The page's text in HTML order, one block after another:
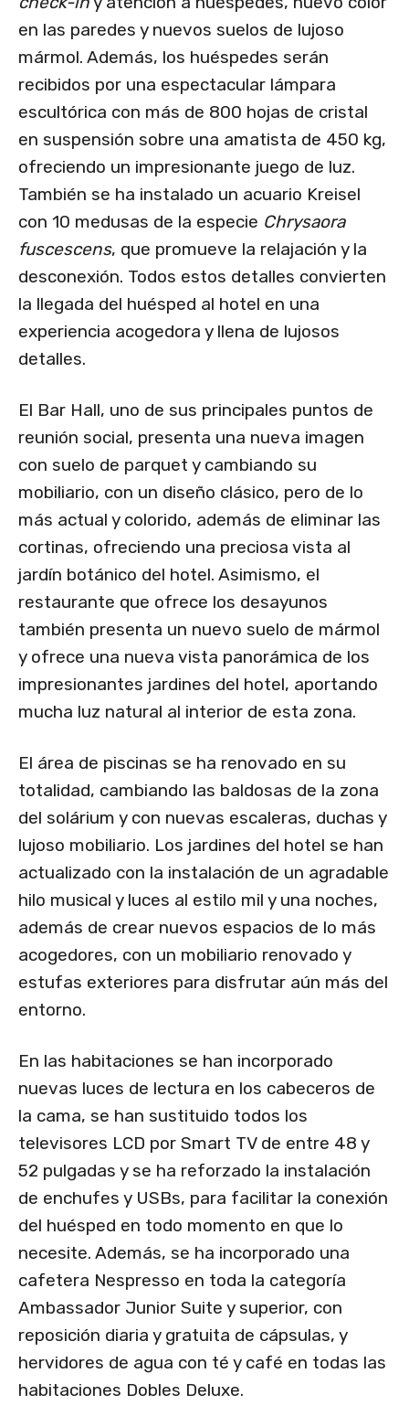
en las paredes y nuevos suelos de lujoso
mármol. Además, los huéspedes serán
recibidos por una espectacular lámpara
escultórica con más de 800 hojas de cristal
en suspensión sobre una amatista de 450 kg,
ofreciendo un impresionante juego de luz.
También se ha instalado un acuario Kreisel
con 10 medusas de la especie Chrysaora
fuscescens, que promueve la relajación y la
desconexión. Todos estos detalles convierten
la llegada del huésped al hotel en una
experiencia acogedora y llena de lujosos
detalles.
El Bar Hall, uno de sus principales puntos de
reunión social, presenta una nueva imagen
con suelo de parquet y cambiando su
mobiliario, con un diseño clásico, pero de lo
más actual y colorido, además de eliminar las
cortinas, ofreciendo una preciosa vista al
jardín botánico del hotel. Asimismo, el
restaurante que ofrece los desayunos
también presenta un nuevo suelo de mármol
y ofrece una nueva vista panorámica de los
impresionantes jardines del hotel, aportando
mucha luz natural al interior de esta zona.
El área de piscinas se ha renovado en su
totalidad, cambiando las baldosas de la zona
del solárium y con nuevas escaleras, duchas y
lujoso mobiliario. Los jardines del hotel se han
actualizado con la instalación de un agradable
hilo musical y luces al estilo mil y una noches,
además de crear nuevos espacios de lo más
acogedores, con un mobiliario renovado y
estufas exteriores para disfrutar aún más del
entorno.
En las habitaciones se han incorporado
nuevas luces de lectura en los cabeceros de
la cama, se han sustituido todos los
televisores LCD por Smart TV de entre 48 y
52 pulgadas y se ha reforzado la instalación
de enchufes y USBs, para facilitar la conexión
del huésped en todo momento en que lo
necesite. Además, se ha incorporado una
cafetera Nespresso en toda la categoría
Ambassador Junior Suite y superior, con
reposición diaria y gratuita de cápsulas, y
hervidores de agua con té y café en todas las
habitaciones Dobles Deluxe.